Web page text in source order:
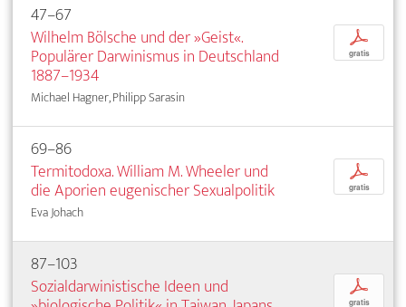
47–67
Wilhelm Bölsche und der »Geist«.
Populärer Darwinismus in Deutschland
1887–1934
Michael Hagner, Philipp Sarasin
p
gratis
69–86
Termitodoxa. William M. Wheeler und
die Aporien eugenischer Sexualpolitik
Eva Johach
p
gratis
87–103
Sozialdarwinistische Ideen und
p
gratis